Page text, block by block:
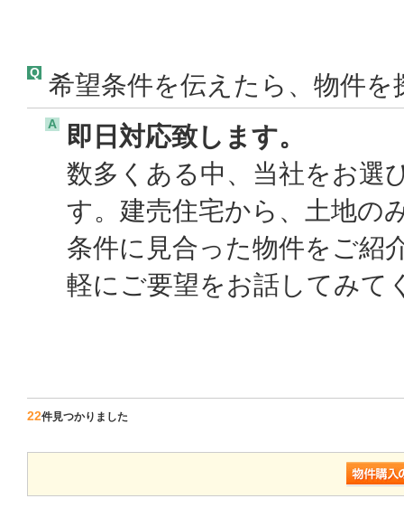
Q 希望条件を伝えたら、物件
A
即日対応致します。
数多くある中、当社をお選
す。建売住宅から、土地の
条件に見合った物件をご紹
軽にご要望をお話して
22件見つかりました